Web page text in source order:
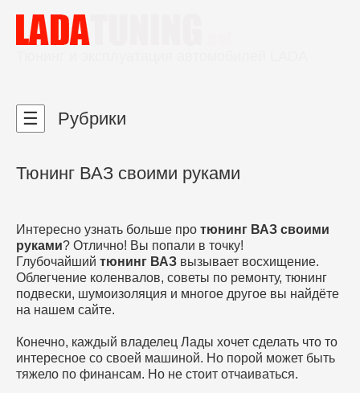
Тюнинг ВАЗ своими руками
Интересно узнать больше про тюнинг ВАЗ своими
руками? Отлично! Вы попали в точку!
Глубочайший тюнинг ВАЗ вызывает восхищение.
Облегчение коленвалов, советы по ремонту, тюнинг
подвески, шумоизоляция и многое другое вы найдёте
на нашем сайте.
Конечно, каждый владелец Лады хочет сделать что то
интересное со своей машиной. Но порой может быть
тяжело по финансам. Но не стоит отчаиваться.
☰ Рубрики